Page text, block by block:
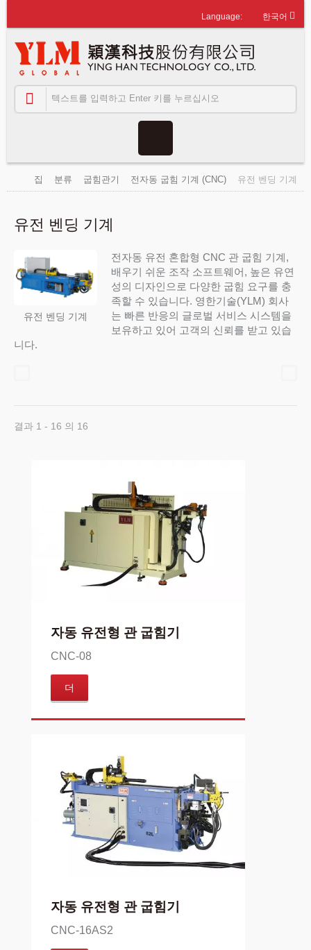
한국어
집 분류 굽힘관기 전자동 굽힘 기계 (CNC) 유전 벤딩 기계
유전 벤딩 기계
유전 벤딩 기계
전자동 유전 혼합형 CNC 관 굽힘 기계,
배우기 쉬운 조작 소프트웨어, 높은 유연
성의 디자인으로 다양한 굽힘 요구를 충
족할 수 있습니다. 영한기술(YLM) 회사
는 빠른 반응의 글로벌 서비스 시스템을
보유하고 있어 고객의 신뢰를 받고 있습
니다.
결과 1 - 16 의 16
자동 유전형 관 굽힘기
CNC-08
더
자동 유전형 관 굽힘기
CNC-16AS2